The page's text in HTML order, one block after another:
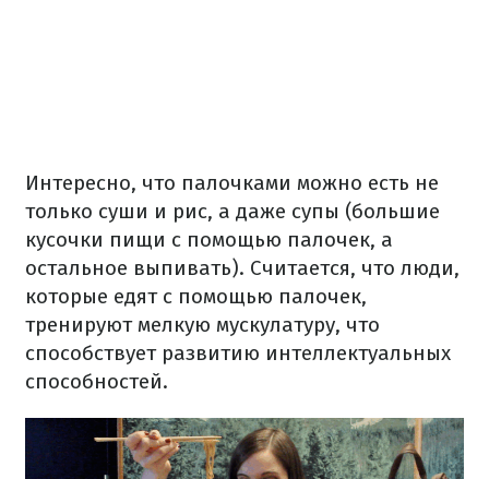
Интересно, что палочками можно есть не
только суши и рис, а даже супы (большие
кусочки пищи с помощью палочек, а
остальное выпивать). Считается, что люди,
которые едят с помощью палочек,
тренируют мелкую мускулатуру, что
способствует развитию интеллектуальных
способностей.